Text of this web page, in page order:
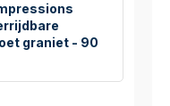
graniet - 90